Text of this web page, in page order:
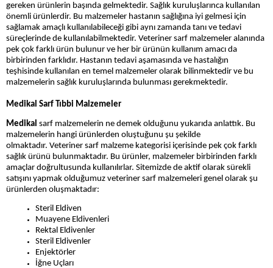
gereken ürünlerin başında gelmektedir. Sağlık kuruluşlarınca kullanılan
önemli ürünlerdir. Bu malzemeler hastanın sağlığına iyi gelmesi için
sağlamak amaçlı kullanılabileceği gibi aynı zamanda tanı ve tedavi
süreçlerinde de kullanılabilmektedir. Veteriner sarf malzemeler alanında
pek çok farklı ürün bulunur ve her bir ürünün kullanım amacı da
birbirinden farklıdır. Hastanın tedavi aşamasında ve hastalığın
teşhisinde kullanılan en temel malzemeler olarak bilinmektedir ve bu
malzemelerin sağlık kuruluşlarında bulunması gerekmektedir.
Medikal Sarf Tıbbi Malzemeler
Medikal sarf malzemelerin ne demek olduğunu yukarıda anlattık. Bu
malzemelerin hangi ürünlerden oluştuğunu şu şekilde
olmaktadır. Veteriner sarf malzeme kategorisi içerisinde pek çok farklı
sağlık ürünü bulunmaktadır. Bu ürünler, malzemeler birbirinden farklı
amaçlar doğrultusunda kullanılırlar. Sitemizde de aktif olarak sürekli
satışını yapmak olduğumuz veteriner sarf malzemeleri genel olarak şu
ürünlerden oluşmaktadır:
Steril Eldiven
Muayene Eldivenleri
Rektal Eldivenler
Steril Eldivenler
Enjektörler
İğne Uçları